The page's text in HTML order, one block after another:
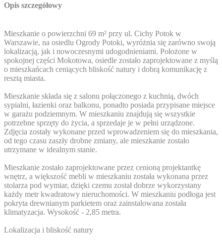
Opis szczegółowy
Mieszkanie o powierzchni 69 m² przy ul. Cichy Potok w
Warszawie, na osiedlu Ogrody Potoki, wyróżnia się zarówno swoją
lokalizacją, jak i nowoczesnymi udogodnieniami. Położone w
spokojnej części Mokotowa, osiedle zostało zaprojektowane z myślą
o mieszkańcach ceniących bliskość natury i dobrą komunikację z
resztą miasta.
Mieszkanie składa się z salonu połączonego z kuchnią, dwóch
sypialni, łazienki oraz balkonu, ponadto posiada przypisane miejsce
w garażu podziemnym. W mieszkaniu znajdują się wszystkie
potrzebne sprzęty do życia, a sprzedaje je w pełni urządzone.
Zdjęcia zostały wykonane przed wprowadzeniem się do mieszkania,
od tego czasu zaszły drobne zmiany, ale mieszkanie zostało
utrzymane w idealnym stanie.
Mieszkanie zostało zaprojektowane przez cenioną projektantkę
wnętrz, a większość mebli w mieszkaniu została wykonana przez
stolarza pod wymiar, dzięki czemu został dobrze wykorzystany
każdy metr kwadratowy nieruchomości. W mieszkaniu podłoga jest
pokryta drewnianym parkietem oraz zainstalowana została
klimatyzacja. Wysokość - 2,85 metra.
Lokalizacja i bliskość natury